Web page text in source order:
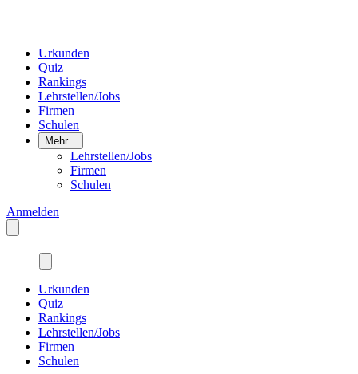
Urkunden
Quiz
Rankings
Lehrstellen/Jobs
Firmen
Schulen
Mehr...
Lehrstellen/Jobs
Firmen
Schulen
Anmelden
Urkunden
Quiz
Rankings
Lehrstellen/Jobs
Firmen
Schulen